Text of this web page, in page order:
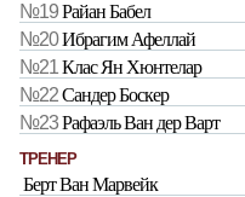
№19Райан Бабел
№20Ибрагим Афеллай
№21Клас Ян Хюнтелар
№22Сандер Боскер
№23Рафаэль Ван дер Варт
ТРЕНЕР
Берт Ван Марвейк